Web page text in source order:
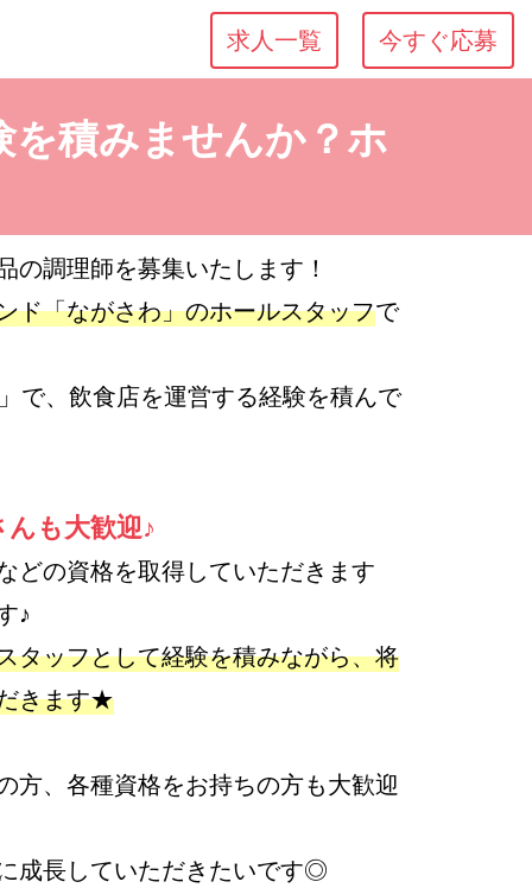
今すぐ応募
求人一覧
を積みませんか？ホ
調理師を募集いたします！
ド「ながさわ」のホールスタッフで
で、飲食店を運営する経験を積んで
も大歓迎♪
どの資格を取得していただきます
♪
タッフとして経験を積みながら、将
きます★
方、各種資格をお持ちの方も大歓迎
成長していただきたいです◎